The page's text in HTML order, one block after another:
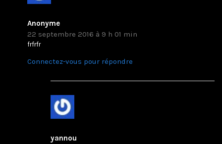
Anonyme
22 septembre 2016 à 9 h 01 min
frfrfr
Connectez-vous pour répondre
yannou